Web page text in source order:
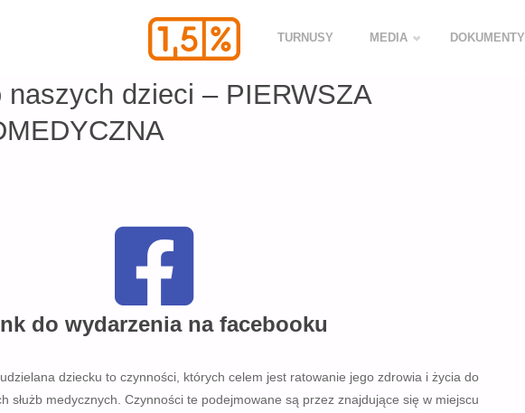
TURNUSY MEDIA DOKUMENTY
NASZYCH DZIECI – PIERWSZA POMOC PRZEDMEDYCZNA
dzieci – PIERWSZA
do wydarzenia na facebooku
dziecku to czynności, których celem jest ratowanie jego zdrowia i życia do
służb medycznych. Czynności te podejmowane są przez znajdujące się w miejscu